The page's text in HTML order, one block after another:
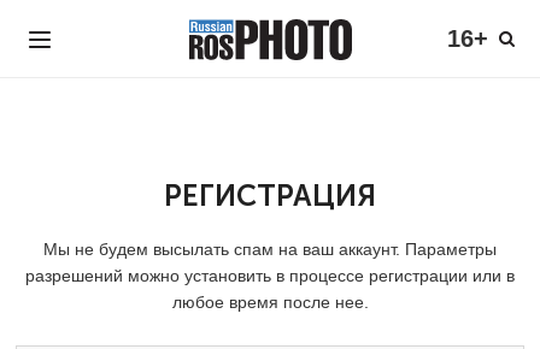
16+
РЕГИСТРАЦИЯ
Мы не будем высылать спам на ваш аккаунт. Параметры
разрешений можно установить в процессе регистрации или в
любое время после нее.